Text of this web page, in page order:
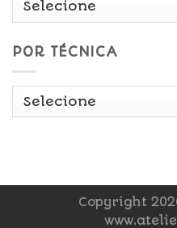
POR TÉCNICA
Copyright